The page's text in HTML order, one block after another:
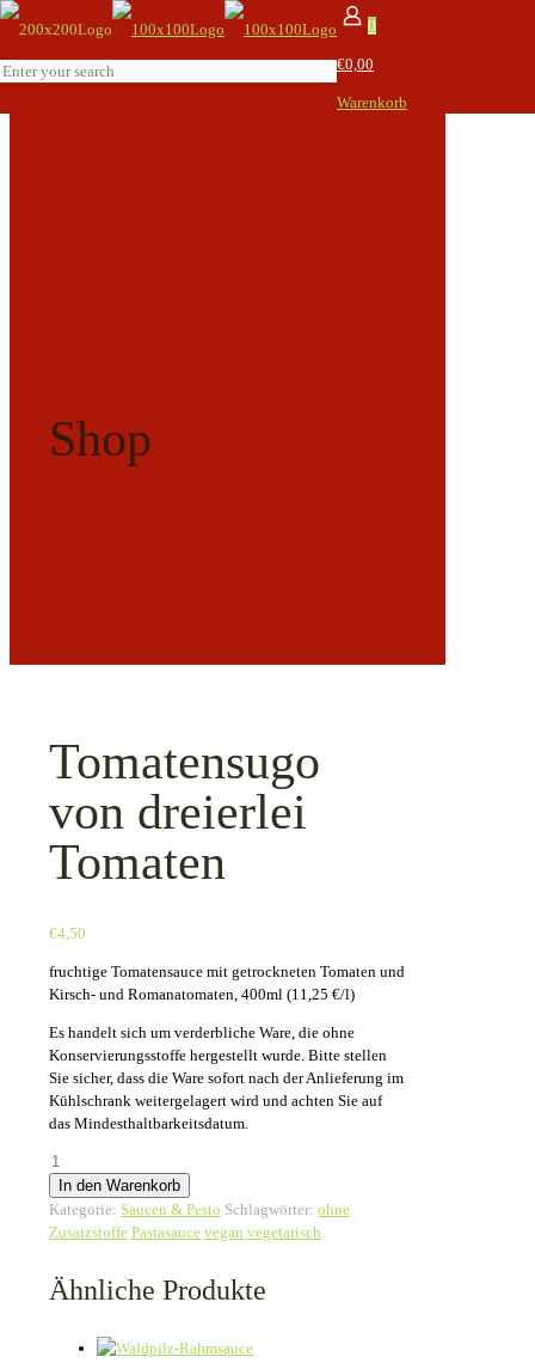
0
€0,00
Warenkorb
Shop
Tomatensugo
von dreierlei
Tomaten
€4,50
fruchtige Tomatensauce mit getrockneten Tomaten und
Kirsch- und Romanatomaten, 400ml (11,25 €/l)
Es handelt sich um verderbliche Ware, die ohne
Konservierungsstoffe hergestellt wurde. Bitte stellen
Sie sicher, dass die Ware sofort nach der Anlieferung im
Kühlschrank weitergelagert wird und achten Sie auf
das Mindesthaltbarkeitsdatum.
Tomatensugo
von
dreierlei
Tomaten
In den Warenkorb
Kategorie: Saucen & Pesto Schlagwörter: ohne
Zusatzstoffe Pastasauce vegan vegetarisch
Ähnliche Produkte